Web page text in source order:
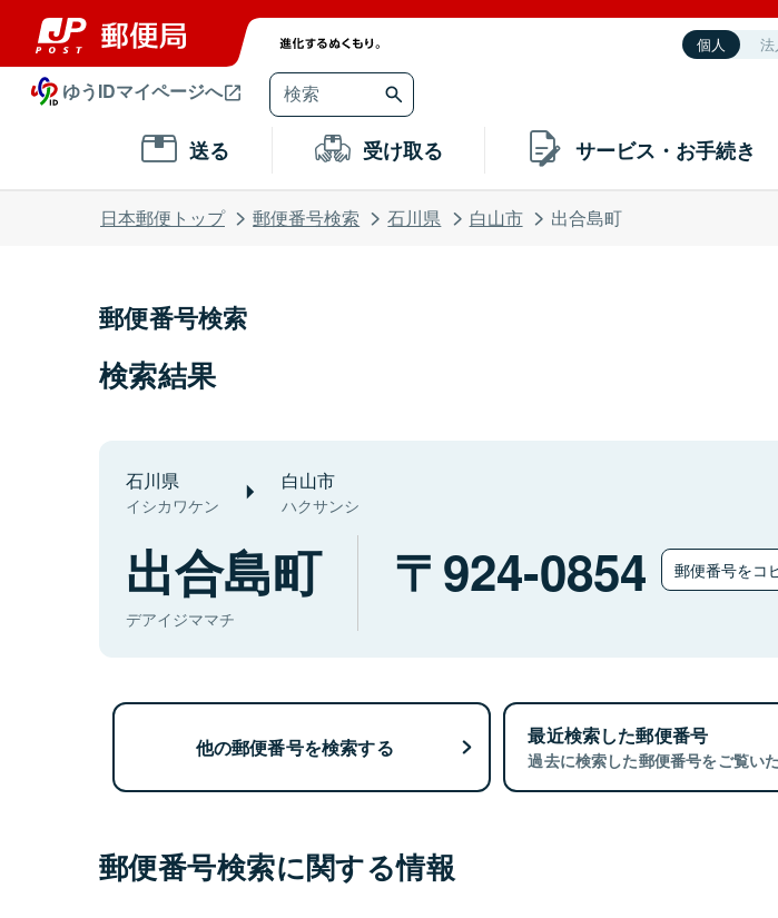
個人 法
ゆうIDマイページへ
送る 受け取る サービス・お手続き
日本郵便トップ 郵便番号検索 石川県 白山市 出合島町
郵便番号検索
検索結果
石川県
イシカワケン
白山市
ハクサンシ
出合島町
デアイジママチ
924-0854 郵便番号をコ
他の郵便番号を検索する 最近検索した郵便番号
過去に検索した郵便番号をご覧いた
郵便番号検索に関する情報